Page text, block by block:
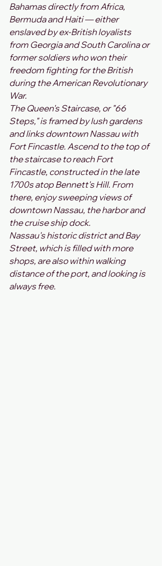
Bahamas directly from Africa,
Bermuda and Haiti — either
enslaved by ex-British loyalists
from Georgia and South Carolina or
former soldiers who won their
freedom fighting for the British
during the American Revolutionary
War.
The Queen's Staircase, or "66
Steps," is framed by lush gardens
and links downtown Nassau with
Fort Fincastle. Ascend to the top of
the staircase to reach Fort
Fincastle, constructed in the late
1700s atop Bennett's Hill. From
there, enjoy sweeping views of
downtown Nassau, the harbor and
the cruise ship dock.
Nassau's historic district and Bay
Street, which is filled with more
shops, are also within walking
distance of the port, and looking is
always free.